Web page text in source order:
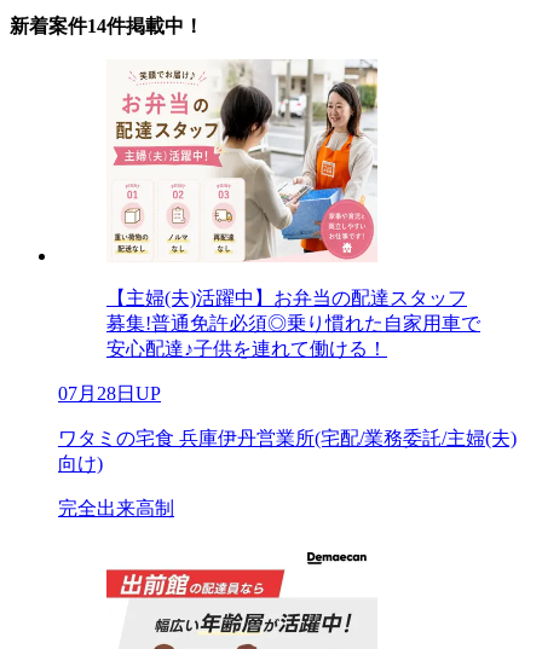
新着案件14件掲載中！
【主婦(夫)活躍中】お弁当の配達スタッフ
募集!普通免許必須◎乗り慣れた自家用車で
安心配達♪子供を連れて働ける！
07月28日UP
ワタミの宅食 兵庫伊丹営業所(宅配/業務委託/主婦(夫)
向け)
完全出来高制